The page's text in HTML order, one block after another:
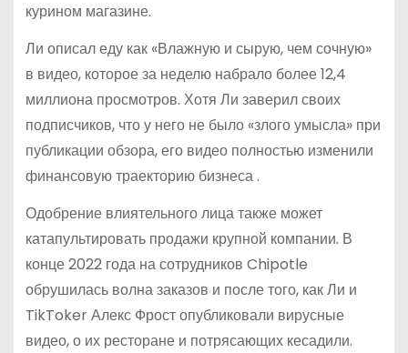
курином магазине.
Ли описал еду как «Влажную и сырую, чем сочную»
в видео, которое за неделю набрало более 12,4
миллиона просмотров. Хотя Ли заверил своих
подписчиков, что у него не было «злого умысла» при
публикации обзора, его видео полностью изменили
финансовую траекторию бизнеса .
Одобрение влиятельного лица также может
катапультировать продажи крупной компании. В
конце 2022 года на сотрудников Chipotle
обрушилась волна заказов и после того, как Ли и
TikToker Алекс Фрост опубликовали вирусные
видео, о их ресторане и потрясающих кесадили.